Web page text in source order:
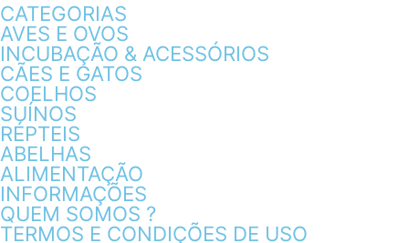
CATEGORIAS
AVES E OVOS
INCUBAÇÃO & ACESSÓRIOS
CÃES E GATOS
COELHOS
SUÍNOS
RÉPTEIS
ABELHAS
ALIMENTAÇÃO
INFORMAÇÕES
QUEM SOMOS ?
TERMOS E CONDIÇÕES DE USO